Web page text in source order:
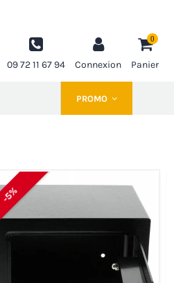
09 72 11 67 94 Connexion
0
Panier
PROMO
-5%